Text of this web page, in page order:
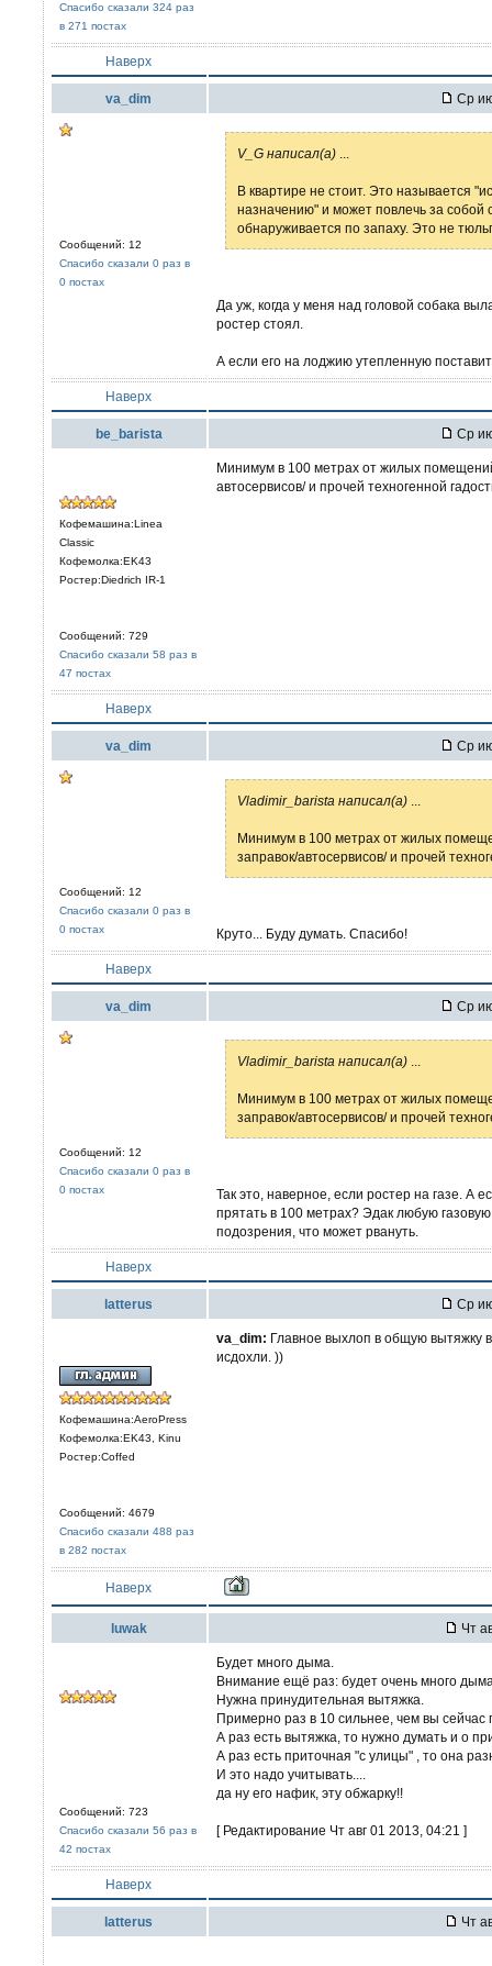
Спасибо сказали 324 раз
в 271 постах
Наверх
va_dim Ср
Сообщений: 12
Спасибо сказали 0 раз в
0 постах
V_G написал(а)
В квартире не стоит. Это называется
назначению" и может повлечь за собой
обнаруживается по запаху. Это не
Да уж, когда у меня над головой собака
ростер стоял.
А если его на лоджию утепленную
Наверх
be_barista Ср
Кофемашина:Linea
Classic
Кофемолка:EK43
Ростер:Diedrich IR-1
Сообщений: 729
Спасибо сказали 58 раз в
47 постах
Минимум в 100 метрах от жилых
автосервисов/ и прочей техногенной
Наверх
va_dim Ср
Сообщений: 12
Спасибо сказали 0 раз в
0 постах
Vladimir_barista написал(а)
Минимум в 100 метрах от жилых
заправок/автосервисов/ и прочей
Круто... Буду думать. Спасибо!
Наверх
va_dim Ср
Сообщений: 12
Спасибо сказали 0 раз в
0 постах
Vladimir_barista написал(а)
Минимум в 100 метрах от жилых
заправок/автосервисов/ и прочей
Так это, наверное, если ростер на газе. А
прятать в 100 метрах? Эдак любую
подозрения, что может рвануть.
Наверх
latterus Ср
Кофемашина:AeroPress
Кофемолка:EK43, Kinu
Ростер:Coffed
Сообщений: 4679
Спасибо сказали 488 раз
в 282 постах
va_dim: Главное выхлоп в общую вытяжку
исдохли. ))
Наверх
luwak Чт
Сообщений: 723
Спасибо сказали 56 раз в
42 постах
Будет много дыма.
Внимание ещё раз: будет очень много
Нужна принудительная вытяжка.
Примерно раз в 10 сильнее, чем вы сейчас
А раз есть вытяжка, то нужно думать и о
А раз есть приточная "с улицы" , то она
И это надо учитывать....
да ну его нафик, эту обжарку!!
[ Редактирование Чт авг 01 2013, 04:21 ]
Наверх
latterus Чт